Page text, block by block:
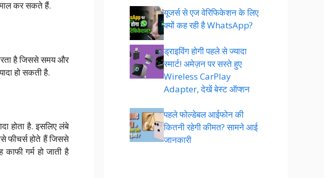
कर सकते हैं.
है जिससे समय और
हो सकती है.
होता है. इसलिए लंबे
फीचर्स होते हैं जिससे
गर्म हो जाती है
यूजर्स से एज वेरिफिकेशन के लिए
क्यों कह रही है WhatsApp?
ड्राइविंग होगी पहले से ज्यादा
स्मार्ट! अमेज़न पर सस्ते हुए
Wireless CarPlay
Adapter, देखें बेस्ट ऑप्शन
पहले फोल्डेबल आईफोन की
कितनी रहेगी कीमत? सामने आई
जानकारी